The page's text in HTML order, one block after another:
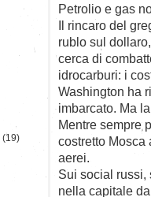
Petrolio e gas
Il rincaro del
rublo sul
cerca di
idrocarburi: i
Washington ha
imbarcato. Ma
Mentre sempre
costretto Mosca
aerei.
Sui social russi,
nella capitale
(19)